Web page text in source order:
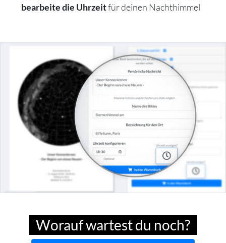
bearbeite die Uhrzeitfür deinen Nachthimmel
Worauf wartest du noch?